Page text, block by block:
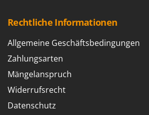
Rechtliche Informationen
Allgemeine Geschäftsbedingungen
Zahlungsarten
Mängelanspruch
Widerrufsrecht
Datenschutz